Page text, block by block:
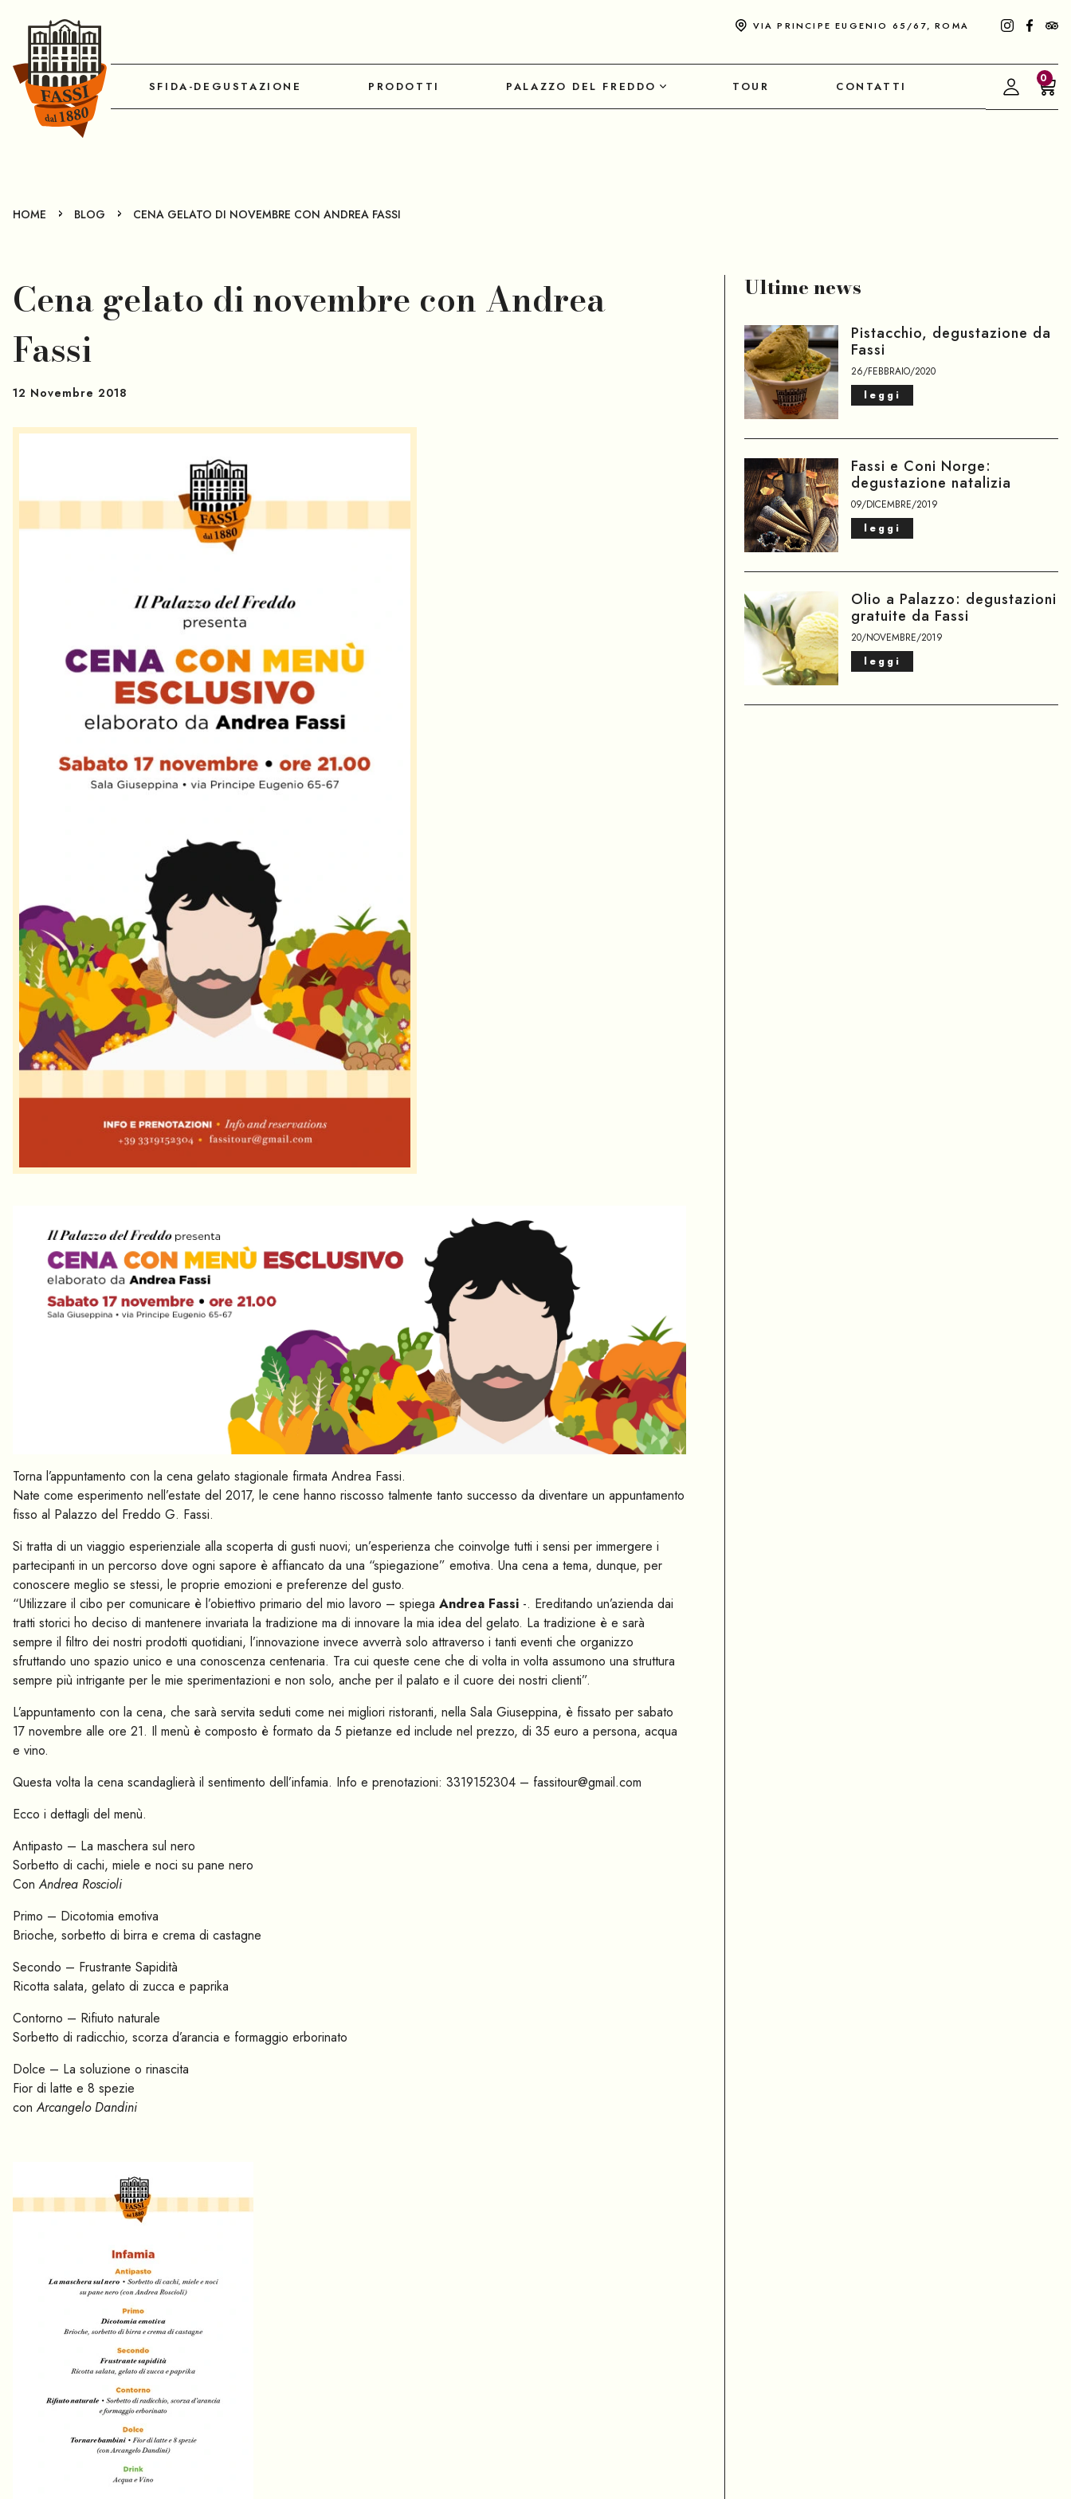
VIA PRINCIPE EUGENIO 65/67, ROMA
SFIDA-DEGUSTAZIONE PRODOTTI PALAZZO DEL FREDDO TOUR CONTATTI
0
HOME - BLOG - CENA GELATO DI NOVEMBRE CON ANDREA FASSI
Cena gelato di novembre con Andrea
Fassi
12 Novembre 2018
Torna l’appuntamento con la cena gelato stagionale firmata Andrea Fassi.
Nate come esperimento nell’estate del 2017, le cene hanno riscosso talmente tanto successo da diventare un appuntamento
fisso al Palazzo del Freddo G. Fassi.
Si tratta di un viaggio esperienziale alla scoperta di gusti nuovi; un’esperienza che coinvolge tutti i sensi per immergere i
partecipanti in un percorso dove ogni sapore è affiancato da una “spiegazione” emotiva. Una cena a tema, dunque, per
conoscere meglio se stessi, le proprie emozioni e preferenze del gusto.
“Utilizzare il cibo per comunicare è l’obiettivo primario del mio lavoro – spiega Andrea Fassi -. Ereditando un’azienda dai
tratti storici ho deciso di mantenere invariata la tradizione ma di innovare la mia idea del gelato. La tradizione è e sarà
sempre il filtro dei nostri prodotti quotidiani, l’innovazione invece avverrà solo attraverso i tanti eventi che organizzo
sfruttando uno spazio unico e una conoscenza centenaria. Tra cui queste cene che di volta in volta assumono una struttura
sempre più intrigante per le mie sperimentazioni e non solo, anche per il palato e il cuore dei nostri clienti”.
L’appuntamento con la cena, che sarà servita seduti come nei migliori ristoranti, nella Sala Giuseppina, è fissato per sabato
17 novembre alle ore 21. Il menù è composto è formato da 5 pietanze ed include nel prezzo, di 35 euro a persona, acqua
e vino.
Questa volta la cena scandaglierà il sentimento dell’infamia. Info e prenotazioni: 3319152304 – fassitour@gmail.com
Ecco i dettagli del menù.
Antipasto – La maschera sul nero
Sorbetto di cachi, miele e noci su pane nero
ConAndrea Roscioli
Primo – Dicotomia emotiva
Brioche, sorbetto di birra e crema di castagne
Secondo – Frustrante Sapidità
Ricotta salata, gelato di zucca e paprika
Contorno – Rifiuto naturale
Sorbetto di radicchio, scorza d’arancia e formaggio erborinato
Dolce – La soluzione o rinascita
Fior di latte e 8 spezie
conArcangelo Dandini
Ultime news
Pistacchio, degustazione da
Fassi
26/FEBBRAIO/2020
leggi
Fassi e Coni Norge:
degustazione natalizia
09/DICEMBRE/2019
leggi
Olio a Palazzo: degustazioni
gratuite da Fassi
20/NOVEMBRE/2019
leggi